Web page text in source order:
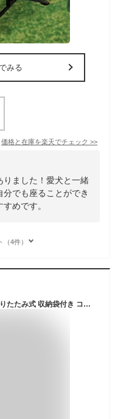
みる
価格と在庫を楽天でチェック >>
りました！愛犬と一緒
でも座ることができ
めです。
4件）
犬用ベッド ペットベッド ドッグコット 折りたたみ式 収納袋付き コット Mサイズ Lサイズ 蒸れない 通気性 お手入れ簡単 洗える 可愛い おしゃれ 小型犬 中型犬 大型犬 ペット マット【送料無料】